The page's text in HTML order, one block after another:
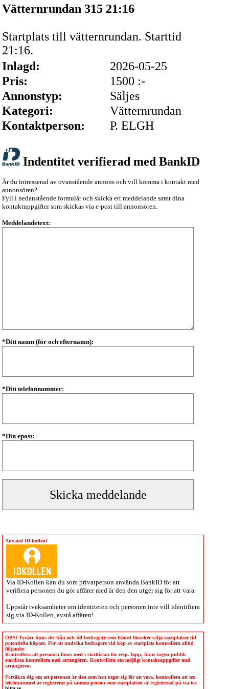
Vätternrundan 315 21:16
Startplats till vätternrundan. Starttid
21:16.
Inlagd:
2026-05-25
Pris:
1500 :-
Annonstyp:
Säljes
Kategori:
Vätternrundan
Kontaktperson:
P. ELGH
Indentitet verifierad med BankID
Är du intresserad av ovanstående annons och vill komma i kontakt med
annonsören?
Fyll i nedanstående formulär och skicka ett meddelande samt dina
kontaktuppgifter som skickas via e-post till annonsören.
Meddelandetext:
*Ditt namn (för och efternamn):
*Ditt telefonnummer:
*Din epost:
Använd ID-kollen!
Via ID-Kollen kan du som privatperson använda BankID för att
verifiera personen du gör affärer med är den den utger sig för att vara.
Uppstår tveksamheter om identiteten och personen inte vill identifiera
sig via ID-Kollen , avstå affären!
OBS! Tyvärr finns det från och till bedragare som främst försöker sälja startplatser till
potentiella köpare. För att undvika bedragare vid köp av startplats kontrollera alltid
följande:
Kontrollera att personen finns med i startlistan för resp. lopp, finns ingen publik
startlista kontrollera med arrangören. Kontrollera om möjligt kontaktuppgifter med
arrangören.
Försäkra dig om att personen är den som hen utger sig för att vara, kontrollera att tex
telefonnumret är registrerat på samma person som startplatsen är registrerad på via tex